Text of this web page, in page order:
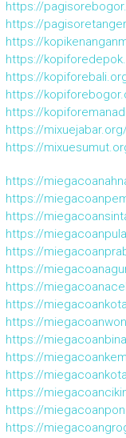
https://
https://
https://
https://
https://
https://
https://
https://
https://
https://
https://
https://
https://
https://
https://
https://
https://
https://
https://
https://
https://
https://
https://
https://